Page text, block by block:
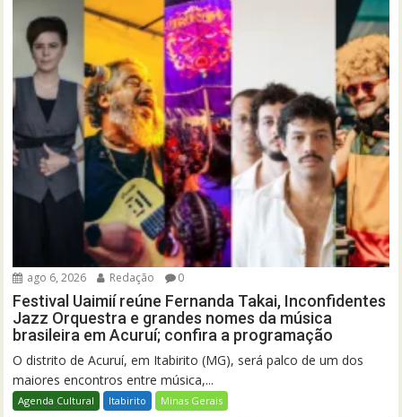
ago 6, 2026 Redação 0
Festival Uaimií reúne Fernanda Takai, Inconfidentes
Jazz Orquestra e grandes nomes da música
brasileira em Acuruí; confira a programação
O distrito de Acuruí, em Itabirito (MG), será palco de um dos
maiores encontros entre música,...
Agenda Cultural Itabirito Minas Gerais